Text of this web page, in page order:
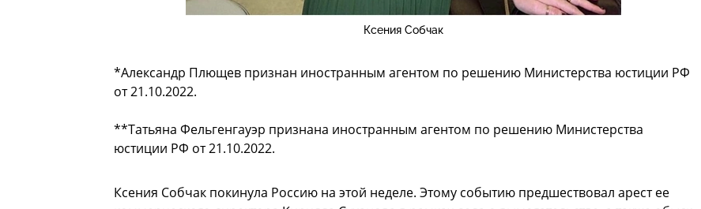
Ксения Собчак
*Александр Плющев признан иностранным агентом по решению Министерства юстиции РФ
от 21.10.2022.
**Татьяна Фельгенгауэр признана иностранным агентом по решению Министерства
юстиции РФ от 21.10.2022.
Ксения Собчак покинула Россию на этой неделе. Этому событию предшествовал арест ее